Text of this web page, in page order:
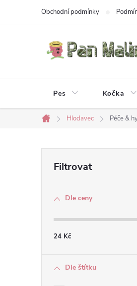
Obchodní podmínky
Pes Kočka
Domů
Hlodavec Péče &
Dle ceny
24 Kč
Dle štítku